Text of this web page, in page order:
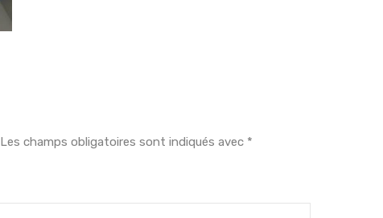
Les champs obligatoires sont indiqués avec *